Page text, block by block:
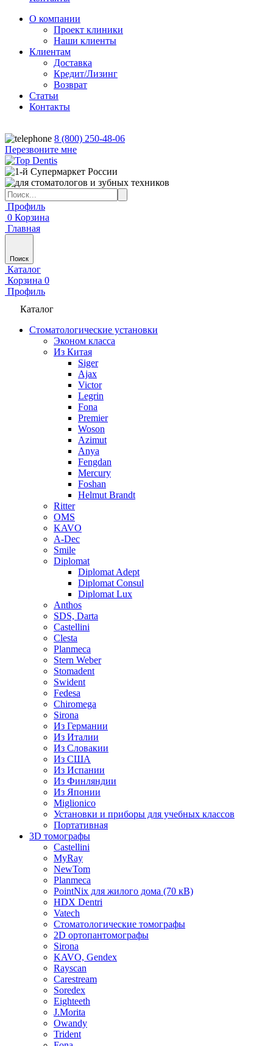
О компании
Проект клиники
Наши клиенты
Клиентам
Доставка
Кредит/Лизинг
Возврат
Статьи
Контакты
8 (800) 250-48-06
Перезвоните мне
Профиль
0 Корзина
Главная
Поиск
Каталог
Корзина 0
Профиль
Каталог
Стоматологические установки
Эконом класса
Из Китая
Siger
Ajax
Victor
Legrin
Fona
Premier
Woson
Azimut
Anya
Fengdan
Mercury
Foshan
Helmut Brandt
Ritter
OMS
KAVO
A-Dec
Smile
Diplomat
Diplomat Adept
Diplomat Consul
Diplomat Lux
Anthos
SDS, Darta
Castellini
Clesta
Planmeca
Stern Weber
Stomadent
Swident
Fedesa
Chiromega
Sirona
Из Германии
Из Италии
Из Словакии
Из США
Из Испании
Из Финляндии
Из Японии
Miglionico
Установки и приборы для учебных классов
Портативная
3D томографы
Castellini
MyRay
NewTom
Planmeca
PointNix для жилого дома (70 кВ)
HDX Dentri
Vatech
Стоматологические томографы
2D ортопантомографы
Sirona
KAVO, Gendex
Rayscan
Carestream
Soredex
Eighteeth
J.Morita
Owandy
Trident